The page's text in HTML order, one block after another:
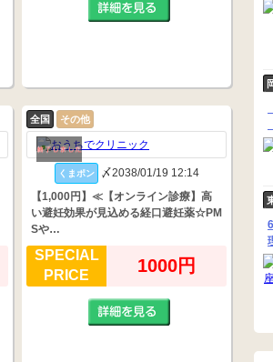
全国 その他
くまポン
〆2038/01/19 12:14
【1,000円】≪【オンライン診療】高
い避妊効果が見込める経口避妊薬☆PM
Sや…
SPECIAL
PRICE
1000円